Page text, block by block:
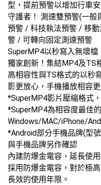
型，提前預警以增加行車
守護者！ 測速雙預警(一
預警 / 科技執法預警 / 移
警 / 可轉向固定測速預警
SuperMP4以秒寫入無壞檔
獨家創新！集結MP4及TS
高相容性與TS格式的以秒
影更放心，手機播放相容更
*SuperMP4影片壓縮格式
*SuperMP4為相容度最佳
Windows/MAC/iPhone/
*Android部分手機品牌(型
與手機品牌另作確認
內建防爆金電容，延長使
採用防爆金電容，對於極
長效的使用年限。